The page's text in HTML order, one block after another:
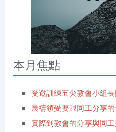
本月焦點
受邀訓練五尖教會小組
晨禱領受要跟同工分享
實際到教會的分享與同